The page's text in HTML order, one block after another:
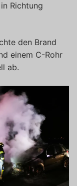
Richtung
den Brand
einem C-Rohr
ab.